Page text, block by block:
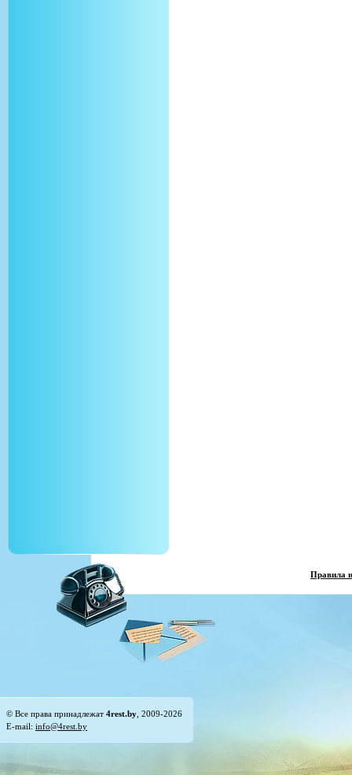
Правила
© Все права принадлежат 4rest.by , 2009-2026
E-mail: info@4rest.by